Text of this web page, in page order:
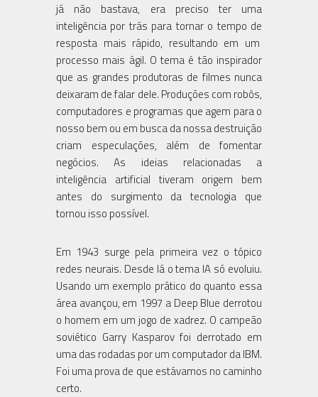
já não bastava, era preciso ter uma
inteligência por trás para tornar o tempo de
resposta mais rápido, resultando em um
processo mais ágil. O tema é tão inspirador
que as grandes produtoras de filmes nunca
deixaram de falar dele. Produções com robôs,
computadores e programas que agem para o
nosso bem ou em busca da nossa destruição
criam especulações, além de fomentar
negócios. As ideias relacionadas a
inteligência artificial tiveram origem bem
antes do surgimento da tecnologia que
tornou isso possível.
Em 1943 surge pela primeira vez o tópico
redes neurais. Desde lá o tema IA só evoluiu.
Usando um exemplo prático do quanto essa
área avançou, em 1997 a Deep Blue derrotou
o homem em um jogo de xadrez. O campeão
soviético Garry Kasparov foi derrotado em
uma das rodadas por um computador da IBM.
Foi uma prova de que estávamos no caminho
certo.